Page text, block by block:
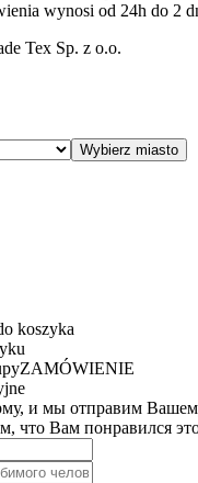
wynosi od 24h do 2
Tex Sp. z o.o.
koszyka
ZAMÓWIENIE
и мы отправим
что Вам понравился